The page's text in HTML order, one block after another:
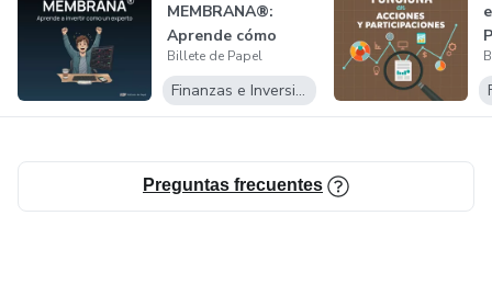
MEMBRANA®:
Aprende cómo
elegir tus acciones.
Billete de Papel
Finanzas e Inversiones
Preguntas frecuentes